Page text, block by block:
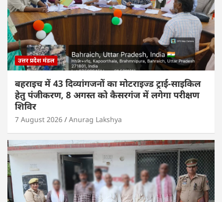
उत्तर प्रदेश मंडल
बहराइच में 43 दिव्यांगजनों का मोटराइज्ड ट्राई-साइकिल
हेतु पंजीकरण, 8 अगस्त को कैसरगंज में लगेगा परीक्षण
शिविर
7 August 2026 Anurag Lakshya